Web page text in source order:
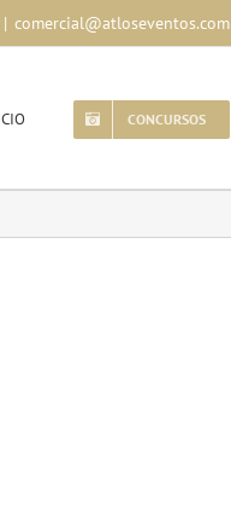
| comercial@atloseventos.com
CONCURSOS